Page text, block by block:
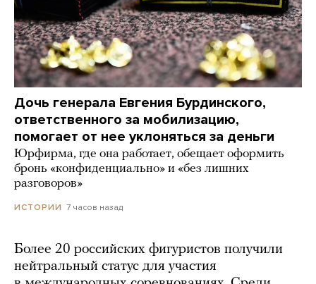
Дочь генерала Евгения Бурдинского,
ответственного за мобилизацию,
помогает от нее уклоняться за деньги
Юрфирма, где она работает, обещает оформить
бронь «конфиденциально» и «без лишних
разговоров»
ИСТОРИИ 7 часов назад
Более 20 российских фигуристов получили
нейтральный статус для участия